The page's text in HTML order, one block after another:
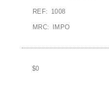
REF: 1008
MRC: IMPO
$0